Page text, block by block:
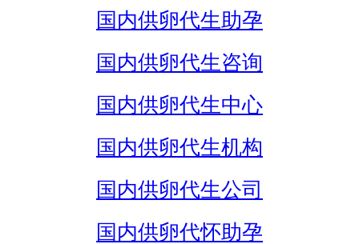
国内供卵代生助孕
国内供卵代生咨询
国内供卵代生中心
国内供卵代生机构
国内供卵代生公司
国内供卵代怀助孕